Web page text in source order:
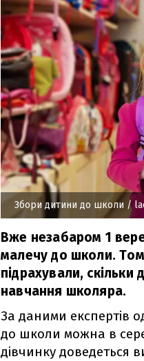
Збори дитини до школи /
Вже незабаром 1
малечу до школи.
підрахували,
навчання школяра.
За даними експертів
до школи можна в
дівчинку доведеться